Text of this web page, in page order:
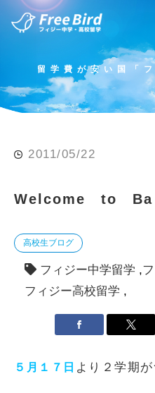
留学費が安い国「
2011/05/22
Welcome to Ba
高校生ブログ
フィジー中学留学
フィジー高校留学
５月１７日 より２学期